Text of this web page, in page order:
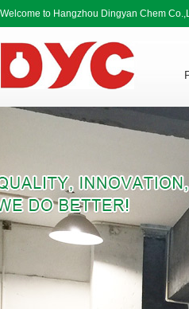
Welcome to Hangzhou Dingyan Chem